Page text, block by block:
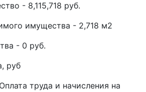
- 8,115,718 руб.
имущества - 2,718 м2
- 0 руб.
руб
труда и начисления на